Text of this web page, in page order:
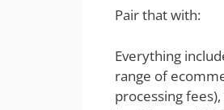
Pair that with:
Everything
range of
processing